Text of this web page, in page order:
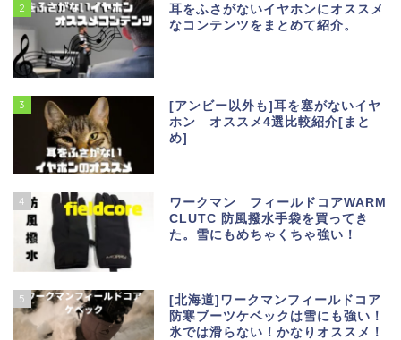
2
耳をふさがないイヤホンにオススメ
なコンテンツをまとめて紹介。
3
[アンビー以外も]耳を塞がないイヤ
ホン オススメ4選比較紹介[まと
め]
4
ワークマン フィールドコアWARM
CLUTC 防風撥水手袋を買ってき
た。雪にもめちゃくちゃ強い！
5
[北海道]ワークマンフィールドコア
防寒ブーツケベックは雪にも強い！
氷では滑らない！かなりオススメ！